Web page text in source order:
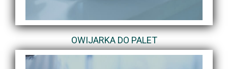
OWIJARKA DO PALET